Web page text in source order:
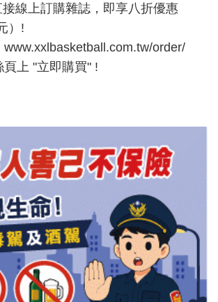
線上訂購雜誌，即享八折優惠
）!
order/
上 "立即購買" !